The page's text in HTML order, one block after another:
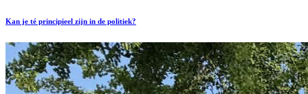
Kan je té principieel zijn in de politiek?